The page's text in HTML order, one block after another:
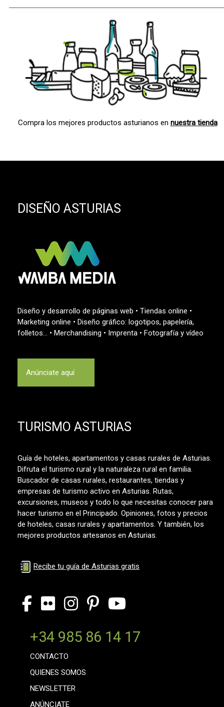
Compra los mejores productos asturianos en nuestra tienda
DISEÑO ASTURIAS
Diseño y desarrollo de páginas web • Tiendas online •
Marketing online • Diseño gráfico: logotipos, papelería,
folletos… • Merchandising • Imprenta • Fotografía y vídeo
Anúnciate aquí
TURISMO ASTURIAS
Guía de hoteles, apartamentos y casas rurales de Asturias.
Difruta el turismo rural y la naturaleza rural en familia.
Buscador de casas rurales, restaurantes, tiendas y
empresas de turismo activo en Asturias. Rutas,
excursiones, museos y todo lo que necesitas conocer para
hacer turismo en el Principado. Opiniones, fotos y precios
de hoteles, casas rurales y apartamentos. Y también, los
mejores productos artesanos en Asturias.
Recibe tu guía de Asturias gratis
+34 985 86 14 17
CONTACTO
QUIENES SOMOS
NEWSLETTER
ANÚNCIATE